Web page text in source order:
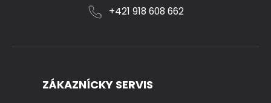
+421 918 608 662
ZÁKAZNÍCKY SERVIS